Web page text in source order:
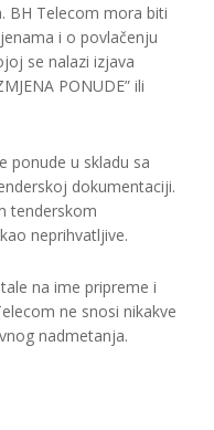
BH Telecom mora biti
i o povlačenju
se nalazi izjava
PONUDE” ili
ponude u skladu sa
dokumentaciji.
tenderskom
neprihvatljive.
na ime pripreme i
ne snosi nikakve
nadmetanja.